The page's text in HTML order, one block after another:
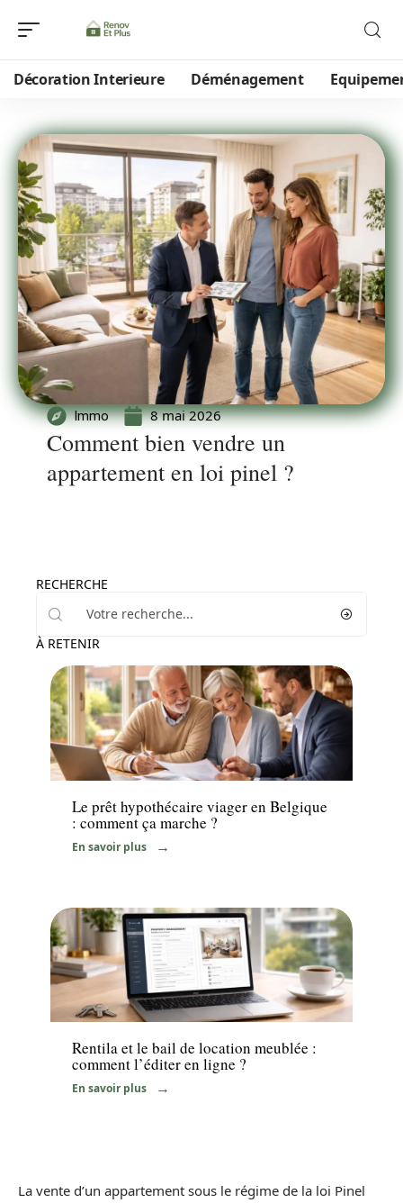
Décoration Interieure Déménagement
Immo 8 mai 2026
Comment bien vendre un
appartement en loi pinel ?
RECHERCHE
À RETENIR
News
Le prêt hypothécaire viager en Belgique
: comment ça marche ?
En savoir plus
Immo
Rentila et le bail de location meublée :
comment l’éditer en ligne ?
En savoir plus
La vente d’un appartement sous le régime de la loi Pinel